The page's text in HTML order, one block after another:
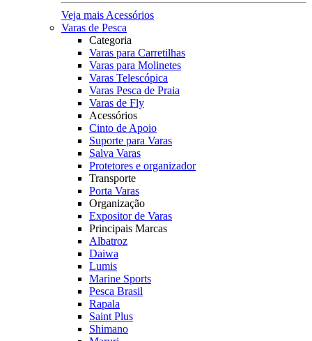
Veja mais Acessórios
Varas de Pesca
Categoria
Varas para Carretilhas
Varas para Molinetes
Varas Telescópica
Varas Pesca de Praia
Varas de Fly
Acessórios
Cinto de Apoio
Suporte para Varas
Salva Varas
Protetores e organizador
Transporte
Porta Varas
Organização
Expositor de Varas
Principais Marcas
Albatroz
Daiwa
Lumis
Marine Sports
Pesca Brasil
Rapala
Saint Plus
Shimano